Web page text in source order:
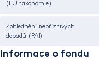
(EU taxonomie)
Zohlednění nepříznivých
dopadů (PAI)
Informace o fondu